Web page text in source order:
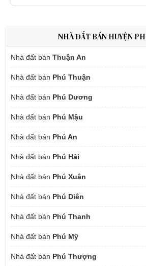
NHÀ ĐẤT BÁN HUYỆN
Nhà đất bán Thuận An
Nhà đất bán Phú Thuận
Nhà đất bán Phú Dương
Nhà đất bán Phú Mậu
Nhà đất bán Phú An
Nhà đất bán Phú Hải
Nhà đất bán Phú Xuân
Nhà đất bán Phú Diên
Nhà đất bán Phú Thanh
Nhà đất bán Phú Mỹ
Nhà đất bán Phú Thượng